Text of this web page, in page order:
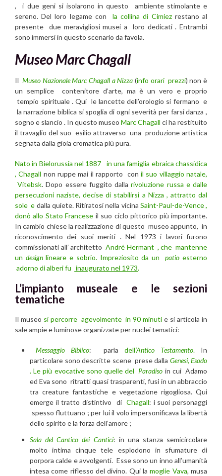
, i due geni si isolarono in questo ambiente stimolante e
sereno. Del loro legame conla collina di Cimiezrestano al
presente due meravigliosi musei a loro dedicati . Entrambi
sono immersi in questo scenario da favola.
Museo Marc Chagall
IlMuseo Nazionale Marc Chagall a Nizza (info orari prezzi) non è
un semplice contenitore d’arte, ma è un vero e proprio
tempio spirituale . Qui le lancette dell’orologio si fermano e
la narrazione biblica si spoglia di ogni severità per farsi danza ,
sogno e slancio . In questo museo Marc Chagall ci ha restituito
il travaglio del suo esilio attraverso una produzione artistica
segnata dalla gioia cromatica più pura.
Nato in Bielorussia nel 1887
in una famiglia ebraica chassidica
, Chagall non ruppe mai il rapporto conil suo villaggio natale,
Vitebsk. Dopo essere fuggito dallarivoluzione russa e dalle
persecuzioni naziste, decise di stabilirsi a Nizza , attratto dal
sole e dalla quiete. Ritiratosi nella vicina Saint-Paul-de-Vence ,
donò allo Stato Francese il suo ciclo pittorico più importante.
In cambio chiese la realizzazione di questo museo appunto, in
riconoscimento dei suoi meriti . Nel 1973 i lavori furono
commissionati all’ architetto André Hermant , che mantenne
un designlineare e sobrio. Impreziosito da unpatio esterno
adorno di alberi fu inaugurato nel 1973.
L’impianto museale e le sezioni
tematiche
Il museo si percorre agevolmente in 90 minuti e si articola in
sale ampie e luminose organizzate per nuclei tematici:
Messaggio Biblico: parla dell‘Antico Testamento.In
particolare sono descritte scene prese dalla Genesi, Esodo
. Le più evocative sono quelle del Paradiso in cui Adamo
ed Eva sono ritratti quasi trasparenti, fusi in un abbraccio
tra creature fantastiche e vegetazione rigogliosa. Qui
emerge il tratto distintivo di Chagall: i suoi personaggi
spesso fluttuano ; per lui il volo impersonificava la libertà
dello spirito e la forza dell’amore ;
Sala del Cantico dei Cantici: in una stanza semicircolare
molto intima cinque tele esplodono in sfumature di
porpora calde e avvolgenti. Esse sono un inno all’umanità
intesa come riflesso del divino. Qui lamoglie Vava, musa